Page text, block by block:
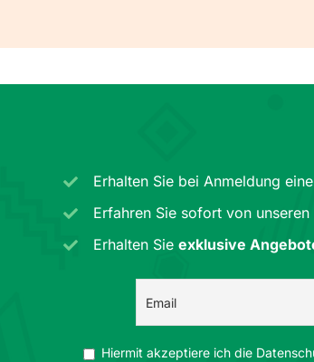
Erhalten Sie bei Anmeldung
Erfahren Sie sofort von unseren
Erhalten Sie exklusive
Hiermit akzeptiere ich die